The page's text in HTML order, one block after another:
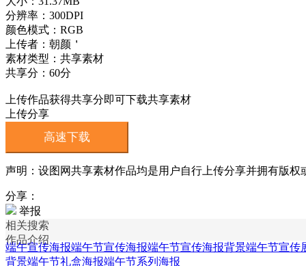
分辨率：300DPI
颜色模式：RGB
上传者：朝颜＇
素材类型：共享素材
共享分：60分
上传作品获得共享分即可下载共享素材
上传分享
高速下载
声明：设图网共享素材作品均是用户自行上传分享并拥有版权
分享：
举报
相关搜索
作品介绍
端午宣传海报端午节宣传海报端午节宣传海报背景端午节宣传
背景端午节礼盒海报端午节系列海报